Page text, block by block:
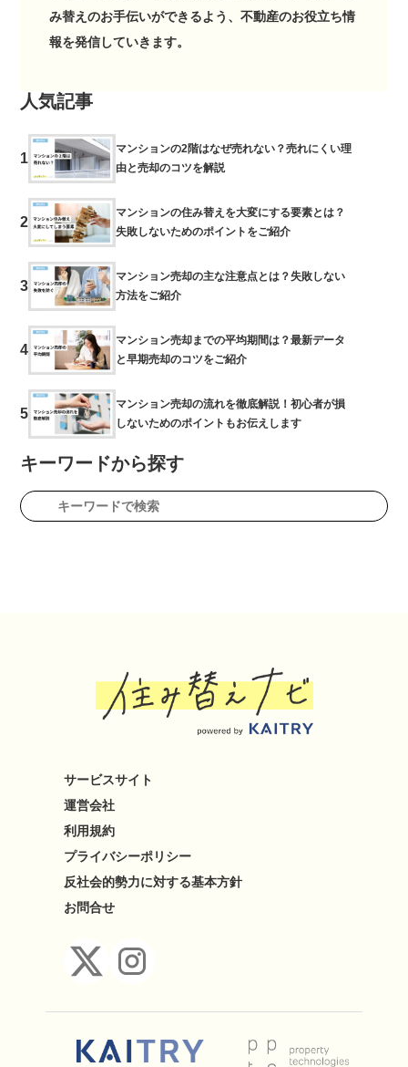
み替えのお手伝いができるよう、不動産のお役立ち情
報を発信していきます。
人気記事
1
マンションの2階はなぜ売れない？売れにくい理
由と売却のコツを解説
2
マンションの住み替えを大変にする要素とは？
失敗しないためのポイントをご紹介
3
マンション売却の主な注意点とは？失敗しない
方法をご紹介
4
マンション売却までの平均期間は？最新データ
と早期売却のコツをご紹介
5
マンション売却の流れを徹底解説！初心者が損
しないためのポイントもお伝えします
キーワードから探す
サービスサイト
運営会社
利用規約
プライバシーポリシー
反社会的勢力に対する基本方針
お問合せ